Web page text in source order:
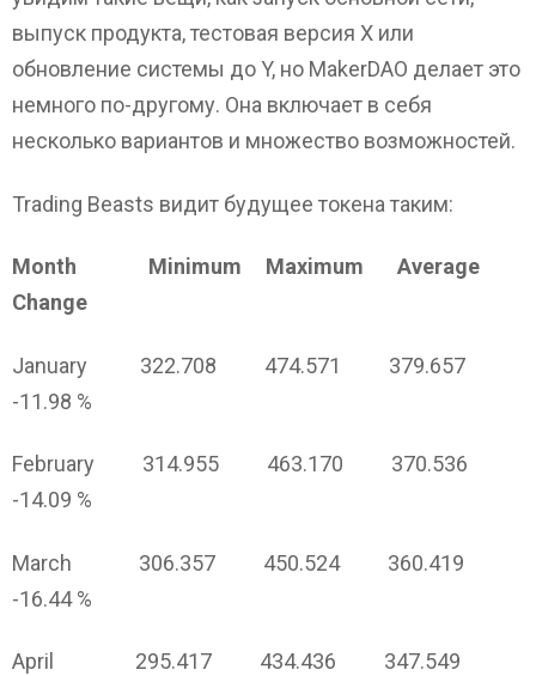
выпуск продукта, тестовая версия X или
обновление системы до Y, но MakerDAO делает это
немного по-другому. Она включает в себя
несколько вариантов и множество возможностей.
Trading Beasts видит будущее токена таким:
Month Minimum Maximum Average
Change
January 322.708 474.571 379.657
-11.98 %
February 314.955 463.170 370.536
-14.09 %
March 306.357 450.524 360.419
-16.44 %
April 295.417 434.436 347.549